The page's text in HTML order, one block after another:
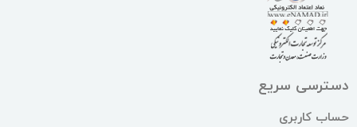
دسترسی سریع
حساب کاربری